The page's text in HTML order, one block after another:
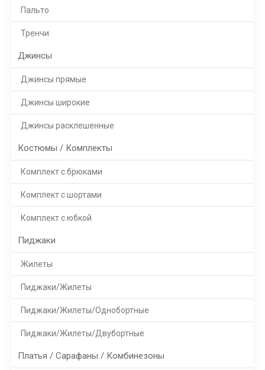
Пальто
Тренчи
Джинсы
Джинсы прямые
Джинсы широкие
Джинсы расклешенные
Костюмы / Комплекты
Комплект с брюками
Комплект с шортами
Комплект с юбкой
Пиджаки
Жилеты
Пиджаки/Жилеты
Пиджаки/Жилеты/Однобортные
Пиджаки/Жилеты/Двубортные
Платья / Сарафаны / Комбинезоны